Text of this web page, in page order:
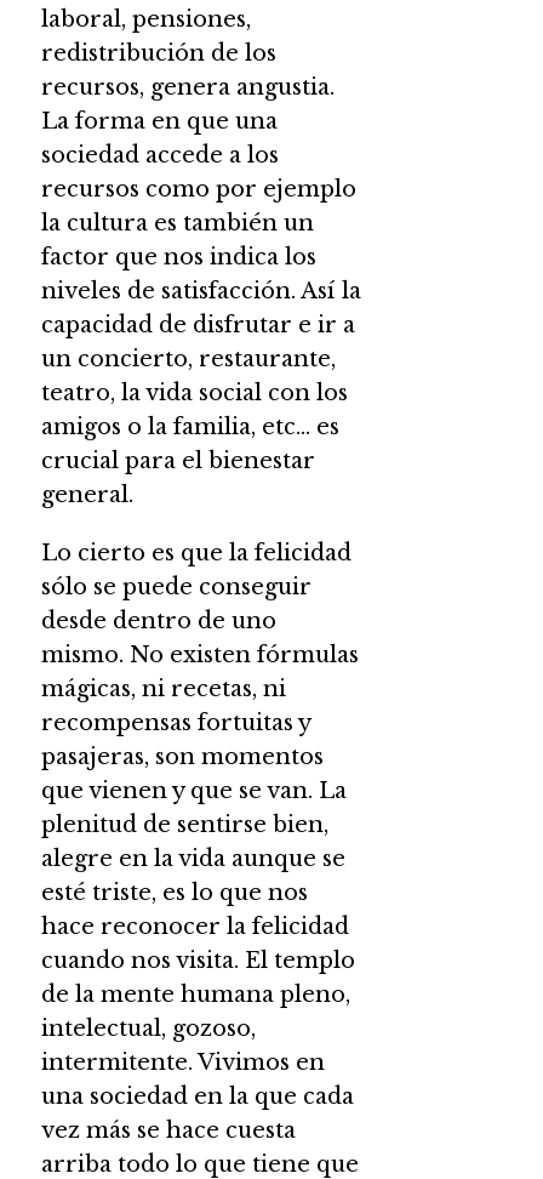
laboral, pensiones,
redistribución de los
recursos, genera angustia.
La forma en que una
sociedad accede a los
recursos como por ejemplo
la cultura es también un
factor que nos indica los
niveles de satisfacción. Así la
capacidad de disfrutar e ir a
un concierto, restaurante,
teatro, la vida social con los
amigos o la familia, etc… es
crucial para el bienestar
general.
Lo cierto es que la felicidad
sólo se puede conseguir
desde dentro de uno
mismo. No existen fórmulas
mágicas, ni recetas, ni
recompensas fortuitas y
pasajeras, son momentos
que vienen y que se van. La
plenitud de sentirse bien,
alegre en la vida aunque se
esté triste, es lo que nos
hace reconocer la felicidad
cuando nos visita. El templo
de la mente humana pleno,
intelectual, gozoso,
intermitente. Vivimos en
una sociedad en la que cada
vez más se hace cuesta
arriba todo lo que tiene que